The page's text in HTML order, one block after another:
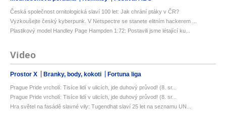
Česká společnost ornitologická slaví 100 let: Jak chrání ptáky v ČR?
Vyzkoušejte český kyberpunk. V Netspectre se stanete elitním hackerem ...
Plastikový model Handley Page Hampden 1:72: Postavili jsme létající ku...
Video
Prostor X Branky, body, kokoti Fortuna liga
Prague Pride vrcholí: Tisíce lidí v ulicích, jde duhový průvod! (8. sr...
Prague Pride vrcholí: Tisíce lidí v ulicích, jde duhový průvod! (8. sr...
Hra světel na fasádě slavné vily: Tugendhat slaví 25 let na seznamu UN...